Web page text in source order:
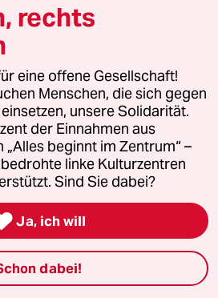
Vertriebs GmbH
Fragen oder für Genehmigungen
Kommune-Richtlinien
Impressum AGB
widerrufen (Ads)
rechts
eine offene Gesellschaft!
Menschen, die sich gegen
unsere Solidarität.
der Einnahmen aus
beginnt im Zentrum“ –
linke Kulturzentren
Sind Sie dabei?
Ja, ich will
dabei!